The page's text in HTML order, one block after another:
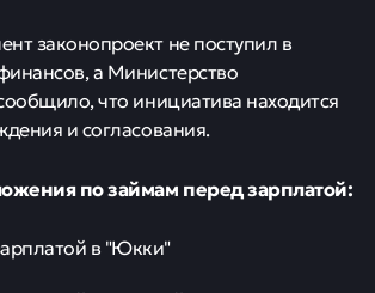
законопроект не поступил в
а Министерство
что инициатива находится
и согласования.
по займам перед зарплатой:
в "Юкки"